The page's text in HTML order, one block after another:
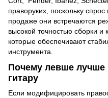
праворуких, поскольку
продаже они встречаются
высокой точностью сборки
которые обеспечивают
инструмента.
Почему левше лучше
гитару
Если модифицировать